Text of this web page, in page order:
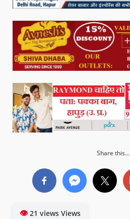
Share this...
👁21 views Views